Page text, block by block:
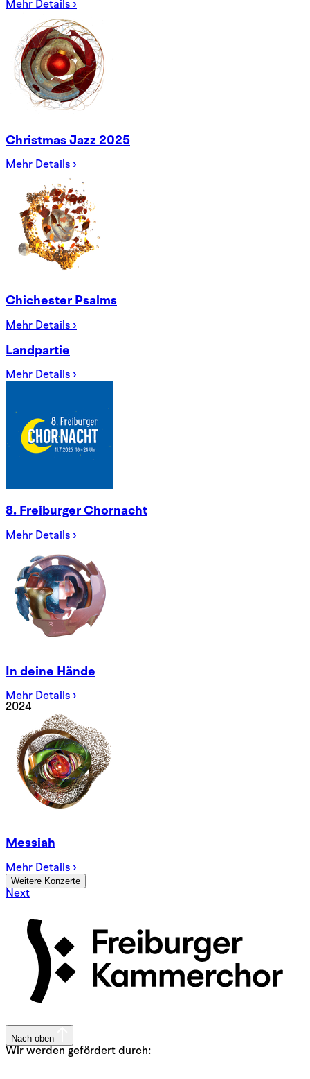
Mehr Details ›
Christmas Jazz 2025
Mehr Details ›
Chichester Psalms
Mehr Details ›
Landpartie
Mehr Details ›
8. Freiburger Chornacht
Mehr Details ›
In deine Hände
Mehr Details ›
2024
Messiah
Mehr Details ›
Weitere Konzerte
Next
Nach oben
Wir werden gefördert durch: